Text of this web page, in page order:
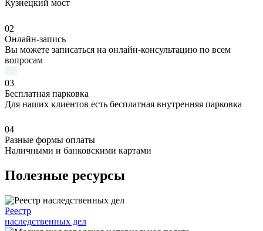
Кузнецкий мост
02
Онлайн-запись
Вы можете записаться на онлайн-консультацию по всем
вопросам
03
Бесплатная парковка
Для наших клиентов есть бесплатная внутренняя парковка
04
Разные формы оплаты
Наличными и банковскими картами
Полезные ресурсы
Реестр
наследственных дел